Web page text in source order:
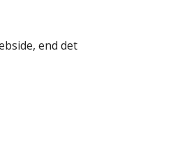
end det